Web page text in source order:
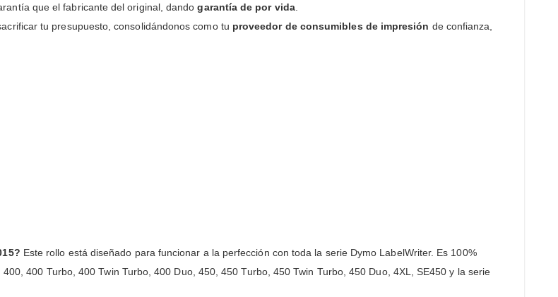
que el fabricante del original, dandogarantía de por vida.
tu presupuesto, consolidándonos como tu proveedor de consumibles de impresión de confianza,
Este rollo está diseñado para funcionar a la perfección con toda la serie Dymo LabelWriter. Es 100%
400 Turbo, 400 Twin Turbo, 400 Duo, 450, 450 Turbo, 450 Twin Turbo, 450 Duo, 4XL, SE450 y la serie